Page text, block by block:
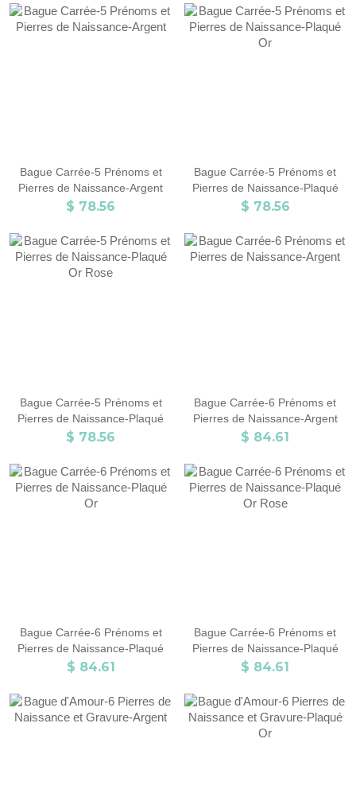
Bague Carrée-5 Prénoms et
Pierres de Naissance-Argent
$ 78.56
Bague Carrée-5 Prénoms et
Pierres de Naissance-Plaqué
Or
$ 78.56
Bague Carrée-5 Prénoms et
Pierres de Naissance-Plaqué
Or Rose
$ 78.56
Bague Carrée-6 Prénoms et
Pierres de Naissance-Argent
$ 84.61
Bague Carrée-6 Prénoms et
Pierres de Naissance-Plaqué
Or
$ 84.61
Bague Carrée-6 Prénoms et
Pierres de Naissance-Plaqué
Or Rose
$ 84.61